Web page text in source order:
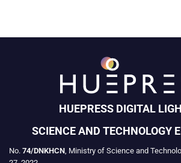
HUEPRESS DIGITAL
SCIENCE AND TECHNOLOGY
No. 74/DNKHCN , Ministry of Science and